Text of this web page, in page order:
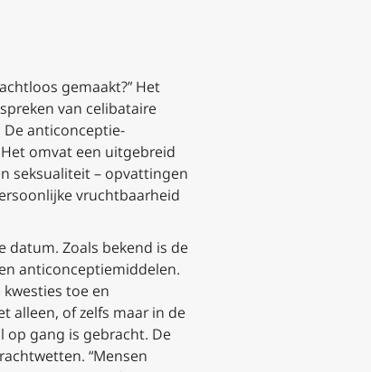
gemaakt?” Het
van celibataire
anticonceptie-
omvat een uitgebreid
seksualiteit – opvattingen
vruchtbaarheid
Zoals bekend is de
anticonceptiemiddelen.
kwesties toe en
alleen, of zelfs maar in de
op gang is gebracht. De
“Mensen